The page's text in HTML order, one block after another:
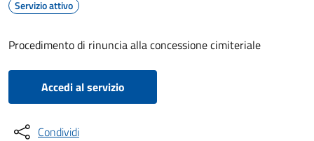
Servizio attivo
Procedimento di rinuncia alla concessione cimiteriale
Accedi al servizio
Condividi